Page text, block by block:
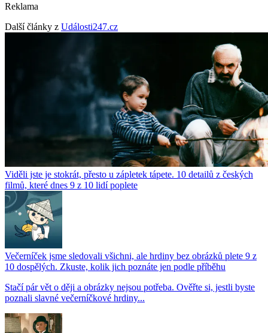
Reklama
Další články z Události247.cz
Viděli jste je stokrát, přesto u zápletek tápete. 10 detailů z českých
filmů, které dnes 9 z 10 lidí poplete
Večerníček jsme sledovali všichni, ale hrdiny bez obrázků plete 9 z
10 dospělých. Zkuste, kolik jich poznáte jen podle příběhu
Stačí pár vět o ději a obrázky nejsou potřeba. Ověřte si, jestli byste
poznali slavné večerníčkové hrdiny...